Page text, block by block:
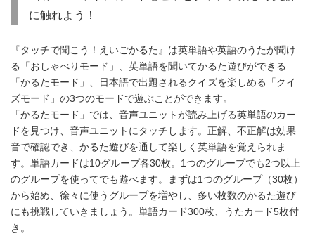
に触れよう！
『タッチで聞こう！えいごかるた』は英単語や英語のうたが聞け
る「おしゃべりモード」、英単語を聞いてかるた遊びができる
「かるたモード」、日本語で出題されるクイズを楽しめる「クイ
ズモード」の3つのモードで遊ぶことができます。
「かるたモード」では、音声ユニットが読み上げる英単語のカー
ドを見つけ、音声ユニットにタッチします。正解、不正解は効果
音で確認でき、かるた遊びを通して楽しく英単語を覚えられま
す。単語カードは10グループ各30枚。1つのグループでも2つ以上
のグループを使ってでも遊べます。まずは1つのグループ（30枚）
から始め、徐々に使うグループを増やし、多い枚数のかるた遊び
にも挑戦していきましょう。単語カード300枚、うたカード5枚付
き。